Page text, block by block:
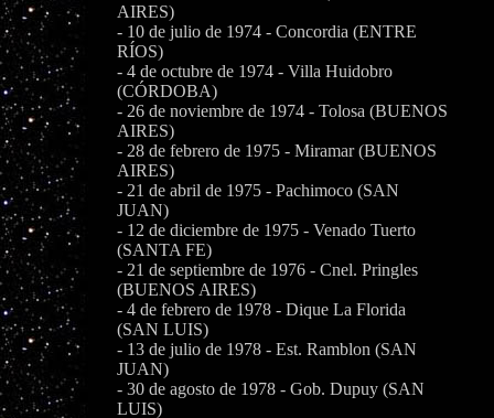
AIRES)
- 10 de julio de 1974 - Concordia (ENTRE
RÍOS)
- 4 de octubre de 1974 - Villa Huidobro
(CÓRDOBA)
- 26 de noviembre de 1974 - Tolosa (BUENOS
AIRES)
- 28 de febrero de 1975 - Miramar (BUENOS
AIRES)
- 21 de abril de 1975 - Pachimoco (SAN
JUAN)
- 12 de diciembre de 1975 - Venado Tuerto
(SANTA FE)
- 21 de septiembre de 1976 - Cnel. Pringles
(BUENOS AIRES)
- 4 de febrero de 1978 - Dique La Florida
(SAN LUIS)
- 13 de julio de 1978 - Est. Ramblon (SAN
JUAN)
- 30 de agosto de 1978 - Gob. Dupuy (SAN
LUIS)